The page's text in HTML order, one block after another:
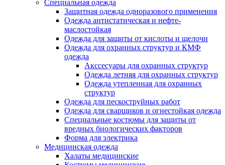
Специальная одежда
Защитная одежда одноразового применения
Одежда антистатическая и нефте-
маслостойкая
Одежда для защиты от кислоты и щелочи
Одежда для охранных структур и КМФ
одежда
Акссесуары для охранных структур
Одежда летняя для охранных структур
Одежда утепленная для охранных
структур
Одежда для пескоструйных работ
Одежда для сварщиков и огнестойкая одежда
Специальные костюмы для защиты от
вредных биологических факторов
Форма для электрика
Медицинская одежда
Халаты медицинские